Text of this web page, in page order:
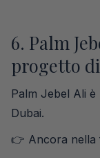
6. Palm
progetto
Palm Jebel Ali
Dubai.
👉 Ancora nella